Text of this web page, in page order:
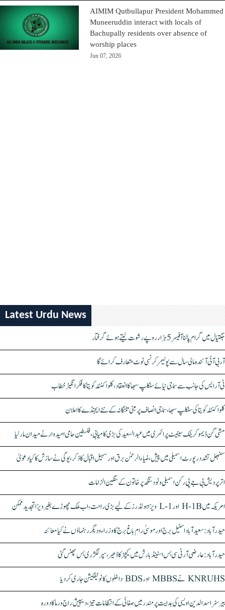
AIMIM Qutbullapur President Mohammed
Muneeruddin interact with locals of
Bachupally residents over absence of
worship places
Jun 07, 2026
Latest Urdu News
جگتیال میں گرام پالنا آفیسر 5 ہزار روپے رشوت لیتے ہوئے گرفتار
آر بی آئی آئندہ مالی سال سے پولیمر کرنسی نوٹ متعارف کرائے گا
ٹی آر ایس کی جانب سے سماجی نیائے سنکلپ سبھا کا انعقاد، کلواکنٹلہ کویتا کا فکر انگیز خطاب
کلواکنٹلہ کویتا کی سنکلپ سبھا، سماجی انصاف پر مبنی تلنگانہ کے نئے ایجنڈے کا اعلان
مشی گن ڈیموکریٹک سینیٹ پرائمری میں عبدالسعید کی بڑی کامیابی، فلسطین حامی امیدوار نے میدان مار لیا
سنبھل تشدد رپورٹ اسمبلی میں پیش، ضیاء الرحمٰن برق اور سہیل اقبال کا ذکر، یوگی نے سازش کا کیا دعویٰ
اتر پردیش بی جے پی رکن اسمبلی ونود سنگھ پر خاتون کے سنگین الزامات
امریکہ میں H-1B اور L-1 ویزا ہولڈرز کے لیے بڑی راحت، اب ملک چھوڑے بغیر ویزا تجدید ممکن
حیدرآباد: سعیدآباد اسٹیل برج اور موسیٰ رام باغ برج کا وزراء و دیگر رہنماؤں نے کیا معائنہ
حیدرآباد: عارضی آر ٹی سی بس اسٹینڈ بارش میں کیچڑ کا ڈھیر، سپر لگژری بس پھنس گئی
KNRUHS نے MBBS اور BDS داخلوں کا نوٹیفکیشن جاری کر دیا
بیرسٹر اسدالدین اویسی کی ہدایت پر مندر میں صفائی کے انتظامات تیز، دیپیش راج ورما کا دورہ